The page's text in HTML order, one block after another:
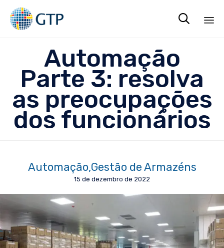

Automação
Parte 3: resolva
as preocupações
dos funcionários
Automação Gestão de Armazéns
15 de dezembro de 2022